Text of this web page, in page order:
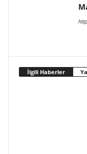
İlgili Haberler